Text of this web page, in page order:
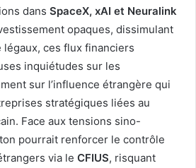
dans SpaceX, xAI et Neuralink
opaques, dissimulant
ces flux financiers
inquiétudes sur les
sur l’influence étrangère qui
stratégiques liées au
Face aux tensions sino-
pourrait renforcer le contrôle
via le CFIUS, risquant